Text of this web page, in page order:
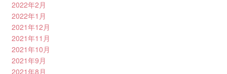
2022年2月
2022年1月
2021年12月
2021年11月
2021年10月
2021年9月
2021年8月